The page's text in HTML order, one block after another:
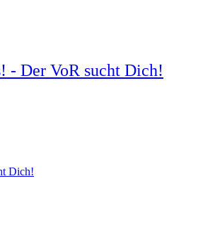
- Der VoR sucht Dich!
Dich!